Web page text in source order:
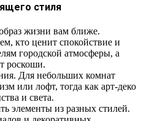
стиля
жизни вам ближе.
кто ценит спокойствие и
городской атмосферы, а
роскоши.
Для небольших комнат
или лофт, тогда как арт-деко
и света.
элементы из разных стилей.